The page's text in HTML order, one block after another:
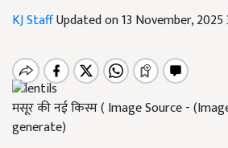
KJ StaffUpdated on 13 November, 2025
मसूर की नई किस्म ( Image Source -
generate)